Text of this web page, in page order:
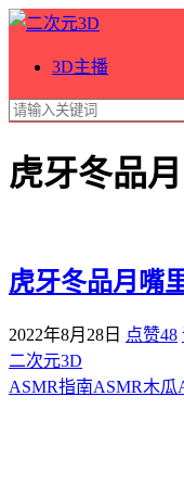
3D主播
虎牙冬品月
虎牙冬品月嘴
2022年8月28日 点赞48
二次元3D
ASMR指南ASMR木瓜